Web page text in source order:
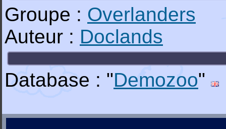
Groupe : Overlanders
Auteur : Doclands
Database : "Demozoo"